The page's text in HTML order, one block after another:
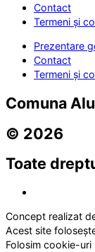
Contact
Termeni și
Prezentare
Contact
Termeni și
Comuna
© 2026
Toate
Concept realizat
Acest site
Folosim cookie-